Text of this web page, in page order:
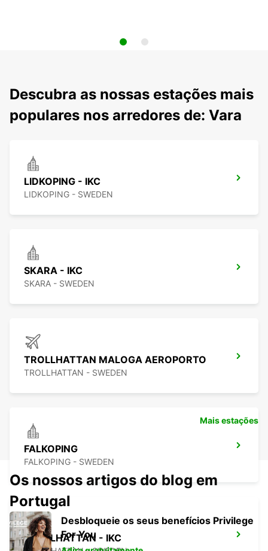
Descubra as nossas estações mais
populares nos arredores de: Vara
LIDKOPING - IKC
LIDKOPING - SWEDEN
SKARA - IKC
SKARA - SWEDEN
TROLLHATTAN MALOGA AEROPORTO
TROLLHATTAN - SWEDEN
FALKOPING
FALKOPING - SWEDEN
TROLLHATTAN - IKC
Mais estações
Os nossos artigos do blog em
Portugal
Desbloqueie os seus benefícios Privilege
For You